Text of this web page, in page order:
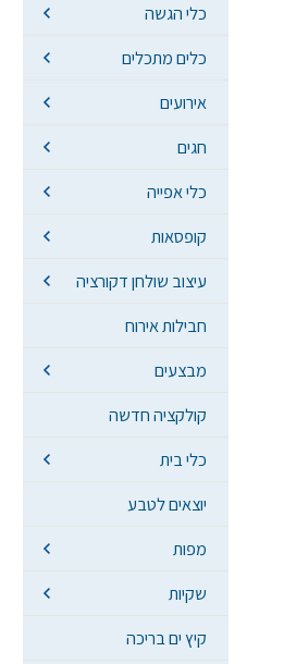
כלי הגשה
כלים מתכלים
אירועים
חגים
כלי אפייה
קופסאות
עיצוב שולחן דקורציה
חבילות אירוח
מבצעים
קולקציה חדשה
כלי בית
יוצאים לטבע
מפות
שקיות
קיץ ים בריכה